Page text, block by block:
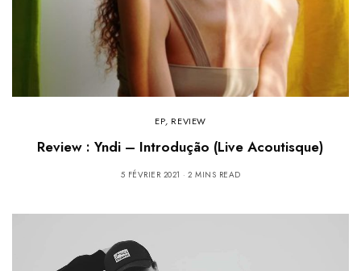
EP, REVIEW
Review : Yndi – Introdução (Live Acoutisque)
5 FÉVRIER 2021 2 MINS READ